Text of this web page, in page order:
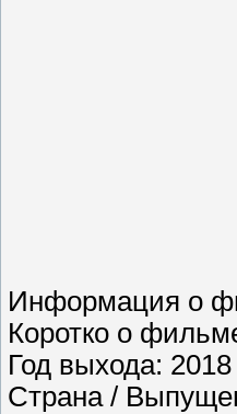
Информация о
Коротко о
Год выхода: 2018
Страна /